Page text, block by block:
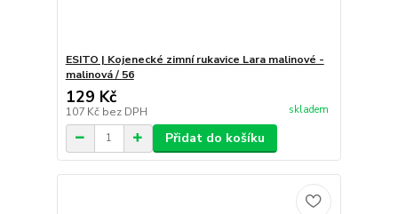
ESITO | Kojenecké zimní rukavice Lara malinové -
malinová / 56
129 Kč
107 Kč bez DPH skladem
Přidat do košíku